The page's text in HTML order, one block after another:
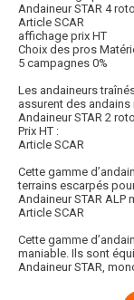
Andaineur STAR 4
Article SCAR
affichage prix HT
Choix des pros
5 campagnes 0%
Les andaineurs
assurent des
Andaineur STAR 2
Prix HT :
Article SCAR
Cette gamme
terrains escarpés
Andaineur STAR ALP
Article SCAR
Cette gamme
maniable. Ils sont
Andaineur STAR,